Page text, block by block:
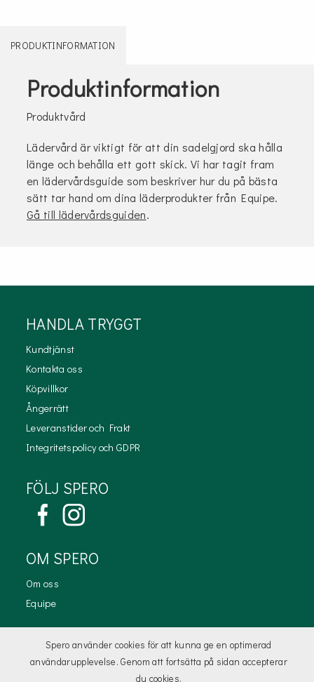
PRODUKTINFORMATION
Produktinformation
Produktvård
Lädervård är viktigt för att din sadelgjord ska hålla
länge och behålla ett gott skick. Vi har tagit fram
en lädervårdsguide som beskriver hur du på bästa
sätt tar hand om dina läderprodukter från Equipe.
Gå till lädervårdsguiden.
HANDLA TRYGGT
Kundtjänst
Kontakta oss
Köpvillkor
Ångerrätt
Leveranstider och Frakt
Integritetspolicy och GDPR
FÖLJ SPERO
OM SPERO
Om oss
Equipe
KONTAKTA OSS
kundtjanst@spero.se
Spero använder cookies för att kunna ge en optimerad
användarupplevelse. Genom att fortsätta på sidan accepterar
du cookies.